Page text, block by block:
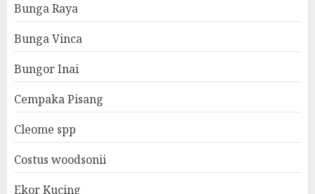
Bunga Raya
Bunga Vinca
Bungor Inai
Cempaka Pisang
Cleome spp
Costus woodsonii
Ekor Kucing